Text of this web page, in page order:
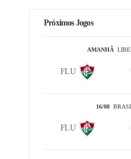
Próximos Jogos
AMANHÃ
FLU
16/08
FLU